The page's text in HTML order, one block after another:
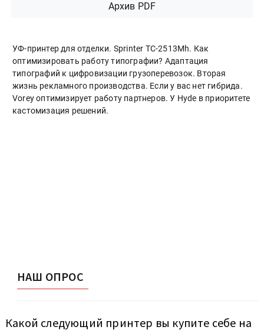
Архив PDF
УФ-принтер для отделки. Sprinter ТС-2513Mh. Как
оптимизировать работу типографии? Адаптация
типографий к цифровизации грузоперевозок. Вторая
жизнь рекламного производства. Если у вас нет гибрида.
Vorey оптимизирует работу партнеров. У Hyde в приоритете
кастомизация решений.
НАШ ОПРОС
Какой следующий принтер вы купите себе на